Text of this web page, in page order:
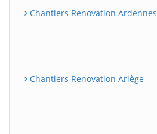
Chantiers Renovation Ardennes
Chantiers Renovation Ariège